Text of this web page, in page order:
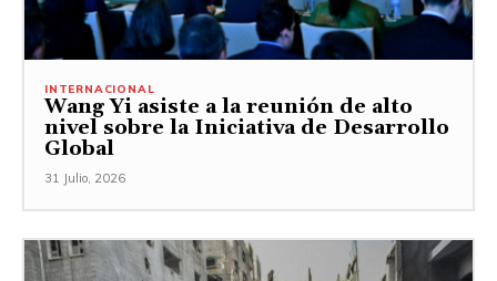
INTERNACIONAL
Wang Yi asiste a la reunión de alto
nivel sobre la Iniciativa de Desarrollo
Global
31 Julio, 2026